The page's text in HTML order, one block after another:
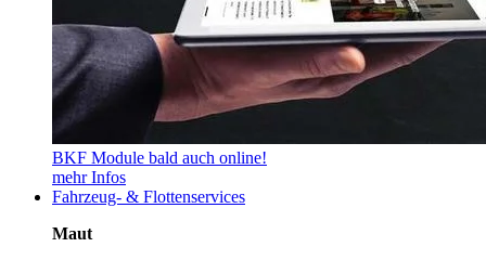
BKF Module bald auch online!
mehr Infos
Fahrzeug- & Flottenservices
Maut